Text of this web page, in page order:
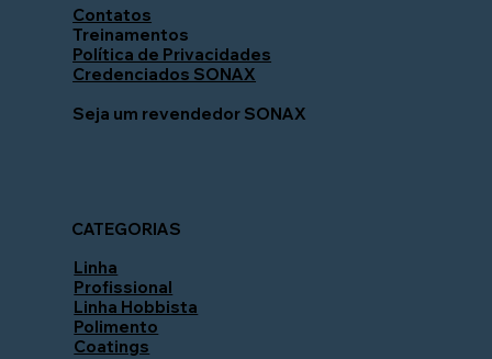
Contatos
Treinamentos
Política de Privacidades
Credenciados SONAX
Seja um revendedor SONAX
CATEGORIAS
Linha
Profissional
Linha Hobbista
Polimento
Coatings